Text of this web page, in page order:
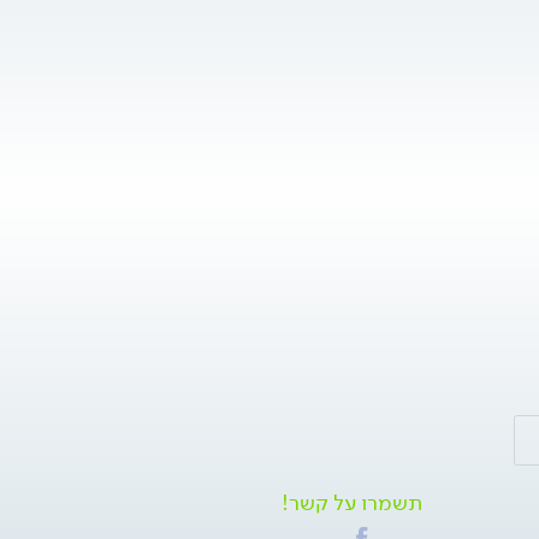
תשמרו על קשר!